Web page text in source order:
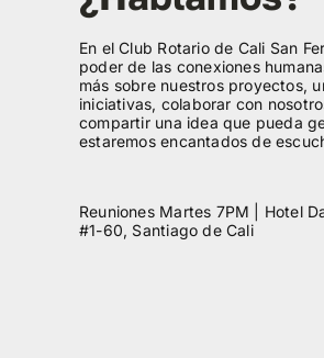
En el Club Rotario de Cali San
poder de las conexiones
más sobre nuestros proyectos,
iniciativas, colaborar con
compartir una idea que pueda
estaremos encantados de
Reuniones Martes 7PM | Hotel
#1-60, Santiago de Cali